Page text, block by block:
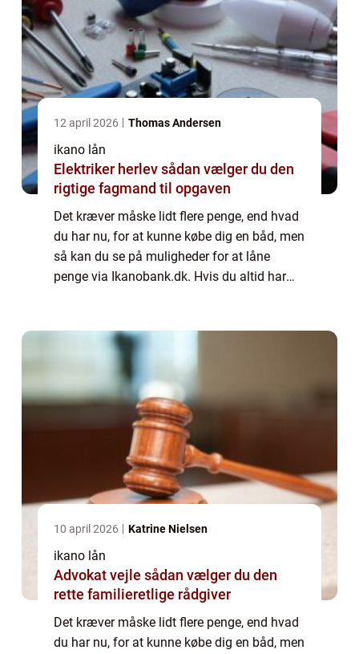
12 april 2026 Thomas Andersen
ikano lån
Elektriker herlev sådan vælger du den
rigtige fagmand til opgaven
Det kræver måske lidt flere penge, end hvad
du har nu, for at kunne købe dig en båd, men
så kan du se på muligheder for at låne
penge via Ikanobank.dk. Hvis du altid har
10 april 2026 Katrine Nielsen
ikano lån
Advokat vejle sådan vælger du den
rette familieretlige rådgiver
Det kræver måske lidt flere penge, end hvad
du har nu, for at kunne købe dig en båd, men